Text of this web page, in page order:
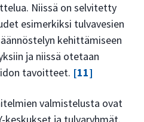
Niissä on selvitetty
esimerkiksi tulvavesien
kehittämiseen
ja niissä otetaan
tavoitteet. [11]
valmistelusta ovat